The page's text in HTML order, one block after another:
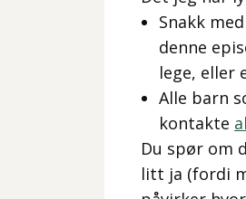
Snakk
denne
lege, eller
Alle barn
kontakte
Du spør om
litt ja (fordi